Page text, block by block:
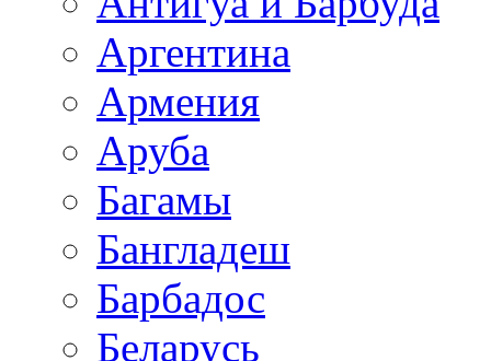
Аргентина
Армения
Аруба
Багамы
Бангладеш
Барбадос
Беларусь